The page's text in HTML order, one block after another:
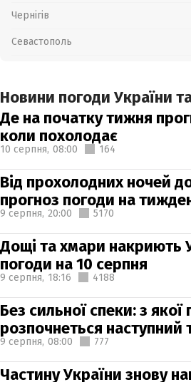
Чернігів
Севастополь
Новини погоди України
Де на початку тижня
коли похолодає
10 серпня, 08:00 164
Від прохолодних ночей
прогноз погоди на
9 серпня, 20:00 5170
Дощі та хмари накриють
погоди на 10 серпня
9 серпня, 18:16 4188
Без сильної спеки: з якої
розпочнеться наступний
9 серпня, 08:00 777
Частину України знову